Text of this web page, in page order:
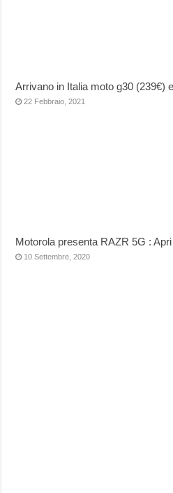
Arrivano in Italia moto g30 (239€)
22 Febbraio, 2021
Motorola presenta RAZR 5G :
10 Settembre, 2020